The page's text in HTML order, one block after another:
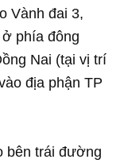
Vành đai 3,
phía đông
Nai (tại vị trí
địa phận TP
bên trái đường